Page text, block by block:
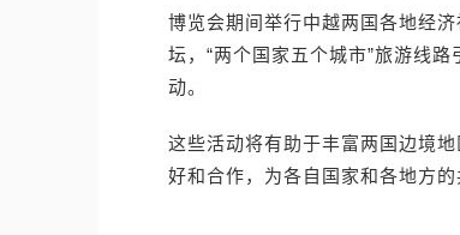
博览会期间举行中越两国各地经
坛，“两个国家五个城市”旅游线
动。
这些活动将有助于丰富两国边境
好和合作，为各自国家和各地方的